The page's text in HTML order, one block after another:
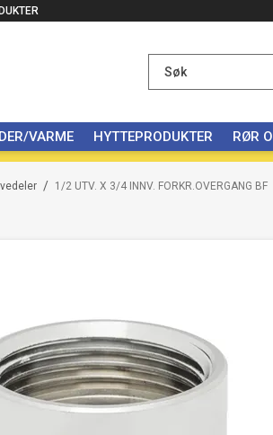
VARME HYTTEPRODUKTER RØR
/ 1/2 UTV. X 3/4 INNV. FORKR.OVERGANG BF